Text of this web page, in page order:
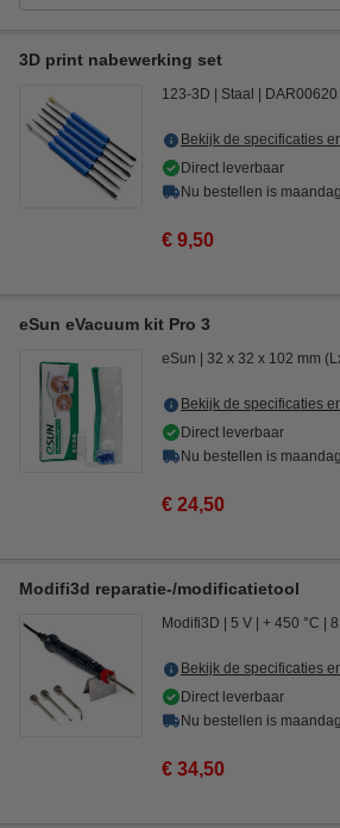
3D print nabewerking set
123-3D Staal DAR00620
Bekijk de specificaties
Direct leverbaar
Nu bestellen is
€ 9,50
eSun eVacuum kit Pro 3
eSun 32 x 32 x 102 mm
Bekijk de specificaties
Direct leverbaar
Nu bestellen is
€ 24,50
Modifi3d reparatie-/modificatietool
Modifi3D 5 V + 450 °C
Bekijk de specificaties
Direct leverbaar
Nu bestellen is
€ 34,50